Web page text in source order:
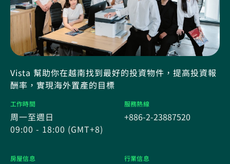
Vista 幫助你在越南找到最好的投資物件，提高投資報
酬率，實現海外置產的目標
工作時間
周一至週日
09:00 - 18:00 (GMT+8)
服務熱線
+886-2-23887520
房屋信息 行業信息